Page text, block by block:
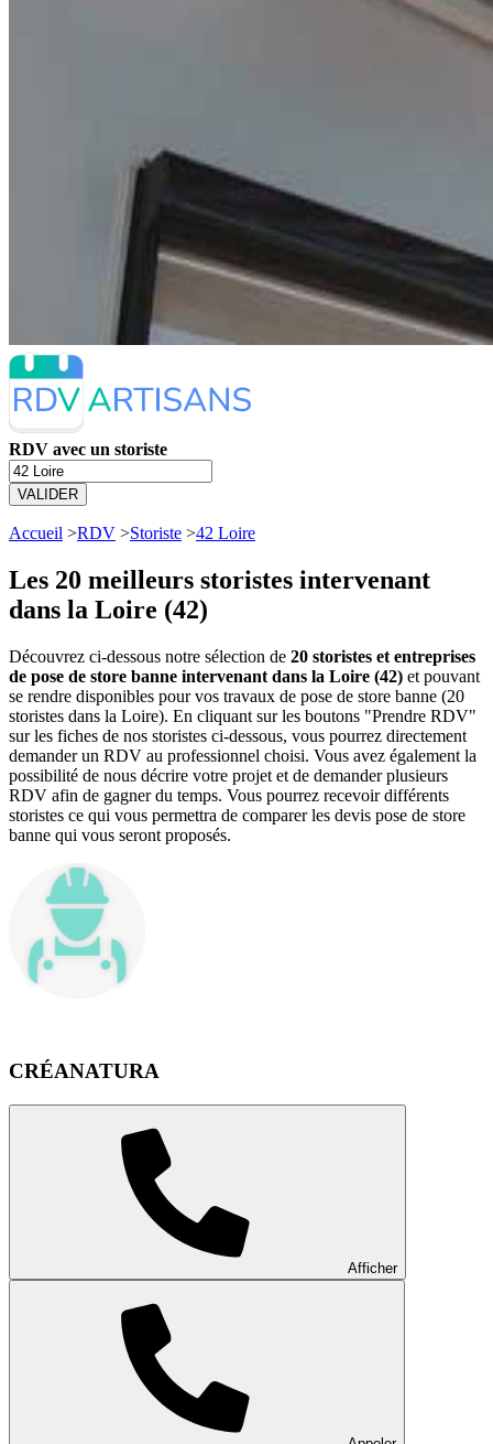
RDV avec un storiste
VALIDER
Accueil >RDV >Storiste >42 Loire
Les 20 meilleurs storistes intervenant
dans la Loire (42)
Découvrez ci-dessous notre sélection de 20 storistes et entreprises
de pose de store banne intervenant dans la Loire (42) et pouvant
se rendre disponibles pour vos travaux de pose de store banne (20
storistes dans la Loire). En cliquant sur les boutons "Prendre RDV"
sur les fiches de nos storistes ci-dessous, vous pourrez directement
demander un RDV au professionnel choisi. Vous avez également la
possibilité de nous décrire votre projet et de demander plusieurs
RDV afin de gagner du temps. Vous pourrez recevoir différents
storistes ce qui vous permettra de comparer les devis pose de store
banne qui vous seront proposés.
CRÉANATURA
Afficher